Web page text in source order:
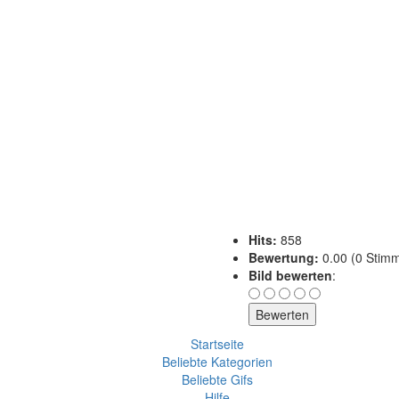
Hits: 858
Bewertung: 0.00 (0
Bild bewerten:
Startseite
Beliebte Kategorien
Beliebte Gifs